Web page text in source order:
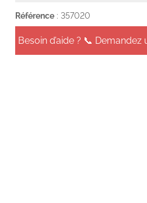
Référence : 357020
Besoin d’aide ? 📞 Demandez